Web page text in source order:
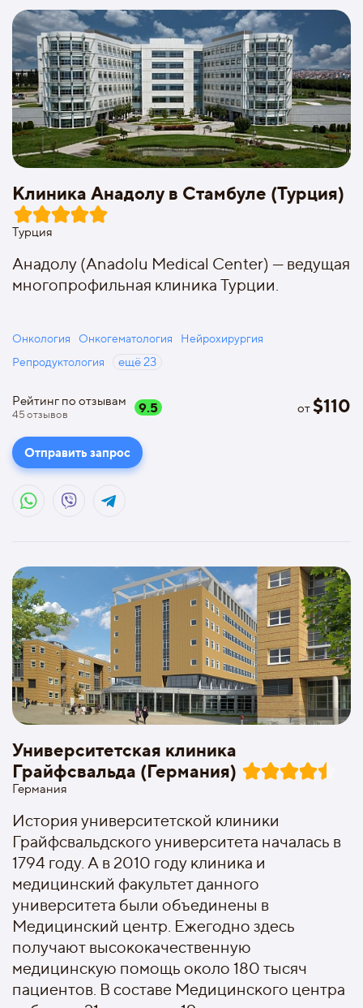
Клиника Анадолу в Стамбуле (Турция)
Турция
Анадолу (Anadolu Medical Center) — ведущая
многопрофильная клиника Турции.
Онкология Онкогематология
Нейрохирургия
Репродуктология
ещё23
Рейтинг по отзывам
45отзывов 9.5 от$110
Отправить запрос
Университетская клиника
Грайфсвальда (Германия)
Германия
История университетской клиники
Грайфсвальдского университета началась в
1794 году. А в 2010 году клиника и
медицинский факультет данного
университета были объединены в
Медицинский центр. Ежегодно здесь
получают высококачественную
медицинскую помощь около 180 тысяч
пациентов. В составе Медицинского центра